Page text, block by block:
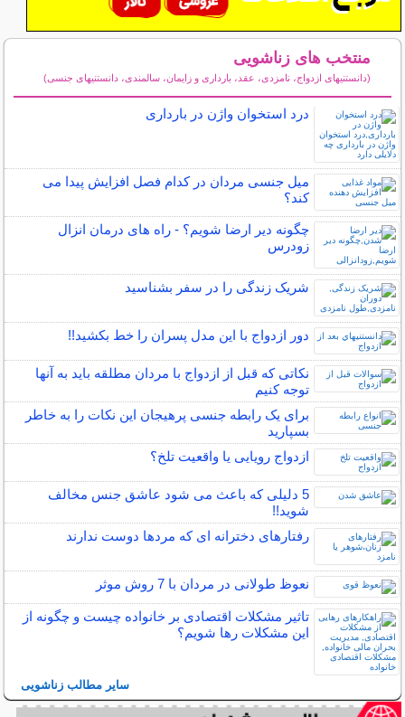
منتخب های زناشویی
(دانستنیهای ازدواج، نامزدی، عقد، بارداری و زایمان، سالمندی، دانستنیهای جنسی)
درد استخوان واژن در بارداری
میل جنسی مردان در کدام فصل افزایش پیدا می
کند؟
چگونه دیر ارضا شویم؟ - راه های درمان انزال
زودرس
شریک زندگی را در سفر بشناسید
دور ازدواج با این مدل پسران را خط بکشید!!
نکاتی که قبل از ازدواج با مردان مطلقه باید به آنها
توجه کنیم
برای یک رابطه جنسی پرهیجان این نکات را به خاطر
بسپارید
ازدواج رویایی یا واقعیت تلخ؟
5 دلیلی که باعث می شود عاشق جنس مخالف
شوید!!
رفتارهای دخترانه ای که مردها دوست ندارند
نعوظ طولانی در مردان با 7 روش موثر
تاثیر مشکلات اقتصادی بر خانواده چیست و چگونه از
این مشکلات رها شویم؟
سایر مطالب زناشویی